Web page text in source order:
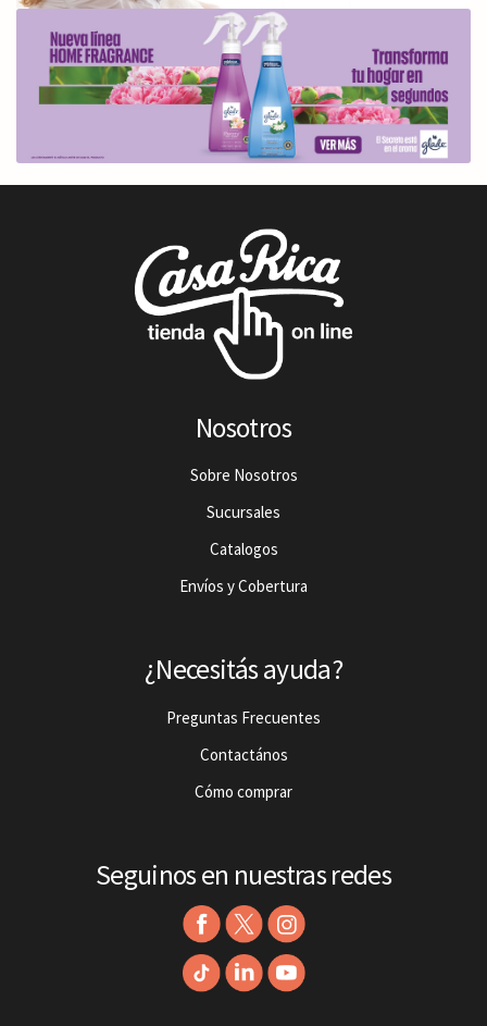
Nosotros
Sobre Nosotros
Sucursales
Catalogos
Envíos y Cobertura
¿Necesitás ayuda?
Preguntas Frecuentes
Contactános
Cómo comprar
Seguinos en nuestras redes